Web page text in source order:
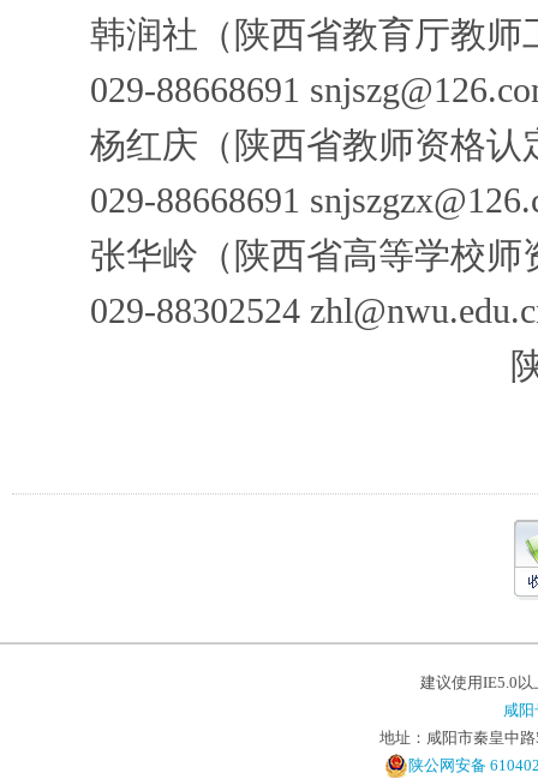
韩润社（陕西省教育厅教
029-88668691
杨红庆（陕西省教师资格
029-88668691
张华岭（陕西省高等学校
029-88302524
建议使用IE5.0
咸
地址：咸阳市秦皇中
陕公网安备